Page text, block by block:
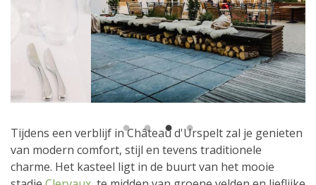
1 2 3 4
Tijdens een verblijf in Château d'Urspelt zal je genieten
van modern comfort, stijl en tevens traditionele
charme. Het kasteel ligt in de buurt van het mooie